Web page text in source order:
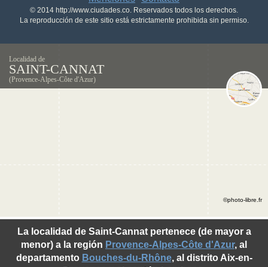
© 2014 http://www.ciudades.co. Reservados todos los derechos.
La reproducción de este sitio está estrictamente prohibida sin permiso.
Localidad de
SAINT-CANNAT
(Provence-Alpes-Côte d'Azur)
La localidad de Saint-Cannat pertenece (de mayor a
menor) a la región Provence-Alpes-Côte d'Azur, al
departamento Bouches-du-Rhône, al distrito Aix-en-
©photo-libre.fr